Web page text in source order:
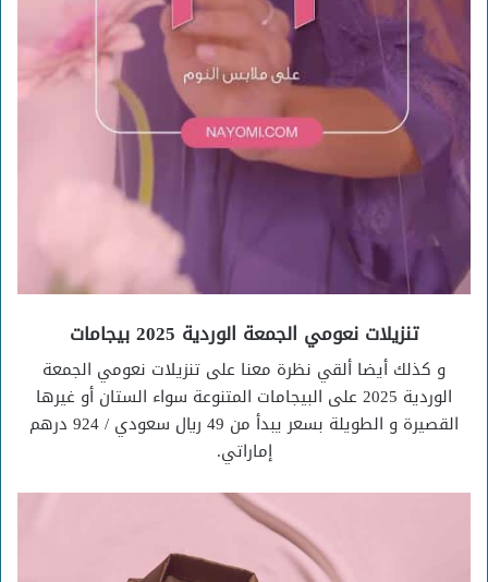
تنزيلات نعومي الجمعة الوردية 2025 بيجامات
و كذلك أيضا ألقي نظرة معنا على تنزيلات نعومي الجمعة
الوردية 2025 على البيجامات المتنوعة سواء الستان أو غيرها
القصيرة و الطويلة بسعر يبدأ من 49 ريال سعودي / 924 درهم
إماراتي.